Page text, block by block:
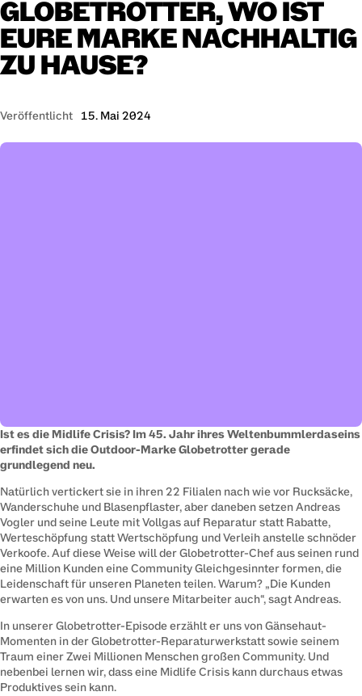
GLOBETROTTER,WOIST
EUREMARKENACHHALTIG
ZUHAUSE?
Veröffentlicht 15. Mai 2024
Ist es die Midlife Crisis? Im 45. Jahr ihres Weltenbummlerdaseins
erfindet sich die Outdoor-Marke Globetrotter gerade
grundlegend neu.
Natürlich vertickert sie in ihren 22 Filialen nach wie vor Rucksäcke,
Wanderschuhe und Blasenpflaster, aber daneben setzen Andreas
Vogler und seine Leute mit Vollgas auf Reparatur statt Rabatte,
Werteschöpfung statt Wertschöpfung und Verleih anstelle schnöder
Verkoofe. Auf diese Weise will der Globetrotter-Chef aus seinen rund
eine Million Kunden eine Community Gleichgesinnter formen, die
Leidenschaft für unseren Planeten teilen. Warum? „Die Kunden
erwarten es von uns. Und unsere Mitarbeiter auch“, sagt Andreas.
In unserer Globetrotter-Episode erzählt er uns von Gänsehaut-
Momenten in der Globetrotter-Reparaturwerkstatt sowie seinem
Traum einer Zwei Millionen Menschen großen Community. Und
nebenbei lernen wir, dass eine Midlife Crisis kann durchaus etwas
Produktives sein kann.